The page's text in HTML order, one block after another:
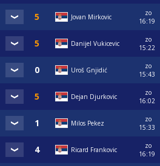
Jovan Mirkovic
zo
16:19
Danijel Vukicevic
zo
15:22
Uroš Gnjidić
zo
15:43
Dejan Djurkovic
zo
16:02
Milos Pekez
zo
15:33
Ricard Frankovic
zo
16:19